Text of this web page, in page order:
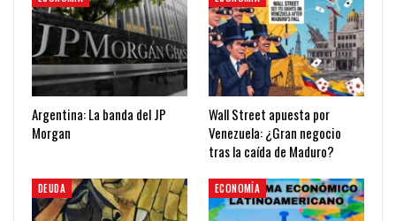
Argentina: La banda del JP
Morgan
Wall Street apuesta por
Venezuela: ¿Gran negocio
tras la caída de Maduro?
DEUDA ECONOMÍA